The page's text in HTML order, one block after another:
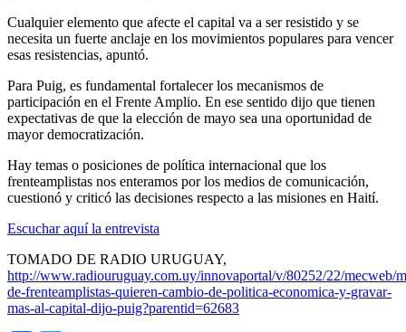
Cualquier elemento que afecte el capital va a ser resistido y se
necesita un fuerte anclaje en los movimientos populares para vencer
esas resistencias, apuntó.
Para Puig, es fundamental fortalecer los mecanismos de
participación en el Frente Amplio. En ese sentido dijo que tienen
expectativas de que la elección de mayo sea una oportunidad de
mayor democratización.
Hay temas o posiciones de política internacional que los
frenteamplistas nos enteramos por los medios de comunicación,
cuestionó y criticó las decisiones respecto a las misiones en Haití.
Escuchar aquí la entrevista
TOMADO DE RADIO URUGUAY,
http://www.radiouruguay.com.uy/innovaportal/v/80252/22/mecweb/
de-frenteamplistas-quieren-cambio-de-politica-economica-y-gravar-
mas-al-capital-dijo-puig?parentid=62683